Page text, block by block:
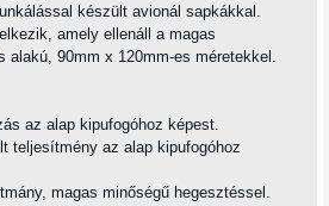
készült avionál sapkákkal.
amely ellenáll a magas
alakú, 90mm x 120mm-es méretekkel.
az alap kipufogóhoz képest.
teljesítmény az alap kipufogóhoz
magas minőségű hegesztéssel.